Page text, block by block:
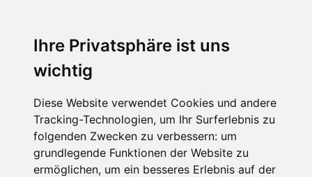
Ihre Privatsphäre ist uns
wichtig
Diese Website verwendet Cookies und andere
Tracking-Technologien, um Ihr Surferlebnis zu
folgenden Zwecken zu verbessern: um
grundlegende Funktionen der Website zu
ermöglichen, um ein besseres Erlebnis auf der